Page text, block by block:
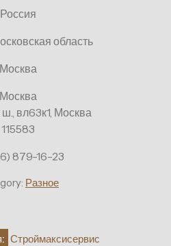
Россия
область
Москва
Москва
вл63к1, Москва
115583
879-16-23
Разное
Строймаксисервис